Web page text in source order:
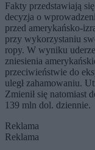
Fakty przedstawiają
decyzja o
przed amerykańsko-
przy wykorzystaniu
ropy. W wyniku
zniesienia
przeciwieństwie do
uległ zahamowaniu.
Zmienił się natomiast
139 mln dol. dziennie.
Reklama
Reklama